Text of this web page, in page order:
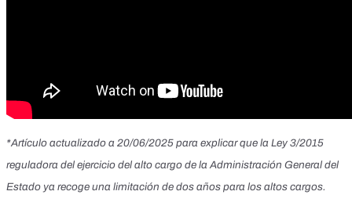
*Artículo actualizado a 20/06/2025 para explicar que la Ley 3/2015
reguladora del ejercicio del alto cargo de la Administración General del
Estado ya recoge una limitación de dos años para los altos cargos.